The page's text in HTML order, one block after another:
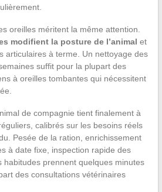
oreilles méritent la même attention.
modifient la posture de l’animal et
articulaires à terme. Un nettoyage des
suffit pour la plupart des
à oreilles tombantes qui nécessitent
de compagnie tient finalement à
calibrés sur les besoins réels
Pesée de la ration, enrichissement
à date fixe, inspection rapide des
habitudes prennent quelques minutes
des consultations vétérinaires